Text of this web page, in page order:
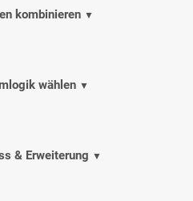
kombinieren ▼
wählen ▼
& Erweiterung ▼